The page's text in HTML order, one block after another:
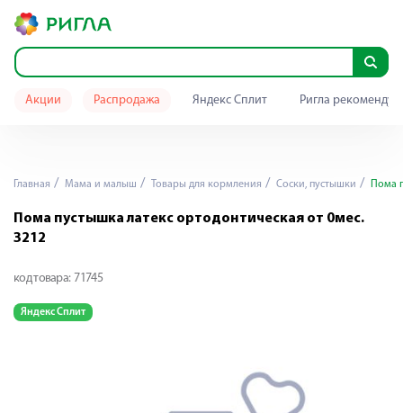
Акции Распродажа Яндекс Сплит Ригла
Главная Мама и малыш Товары для кормления Cоски, пустышки Пома
Пома пустышка латекс ортодонтическая от 0мес.
3212
код товара: 71745
Яндекс Сплит